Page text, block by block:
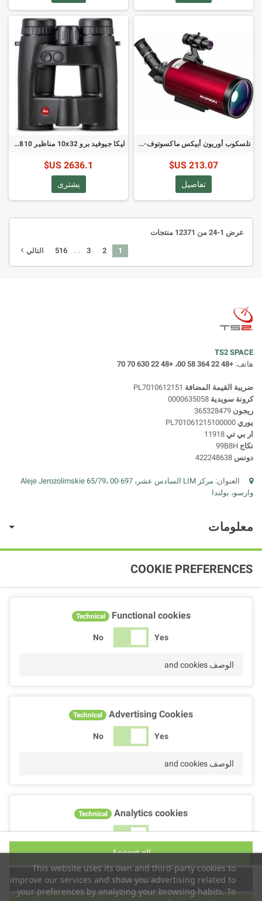
تلسكوب أوريون أبيكس ماكسوتوف-كاسغرين 90 مم (09820)
213.07 US$
تفاصيل
ليكا جيوفيد برو 10x32 مناظير 40810
2636.1 US$
يشترى
عرض 1-24 من 12371 منتجات
1
2
3
516 التالي navigate_next
TS2 SPACE
هاتف: +48 22 364 58 00، +48 22 630 70 70
ضريبة القيمة المضافة
كرونة سويدية
ريجون
يوري
ار بي تي
نكاج
دونس
العنوان:
مركز LIM السادس عشر، Aleje Jerozolimskie 65/79، 00-697
وارسو، بولندا
معلومات
This website uses its own and third-party cookies to
improve our services and show you advertising related to
your preferences by analyzing your browsing habits. To
COOKIE PREFERENCES
Functional cookies
Technical
No Yes
الوصف and cookies
Advertising Cookies
Technical
No Yes
الوصف and cookies
Analytics cookies
Technical
No Yes
Accept selection
Accept all